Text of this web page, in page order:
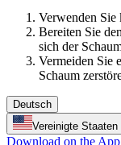
Verwenden Sie
Bereiten Sie
sich der
Vermeiden Sie
Schaum
Deutsch
Vereinigte Staaten
Download on the